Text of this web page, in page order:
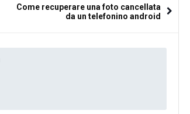
Come recuperare una foto cancellata
da un telefonino android